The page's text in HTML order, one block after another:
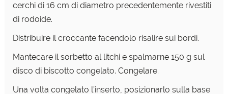
cerchi di 16 cm di diametro precedentemente rivestiti
di rodoide.
Distribuire il croccante facendolo risalire sui bordi.
Mantecare il sorbetto al litchi e spalmarne 150 g sul
disco di biscotto congelato. Congelare.
Una volta congelato l’inserto, posizionarlo sulla base